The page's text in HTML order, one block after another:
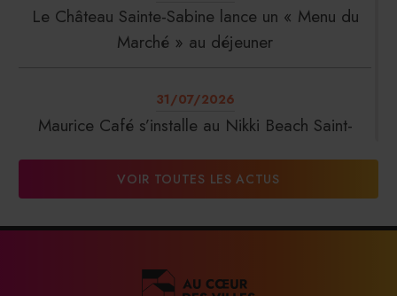
Le Château Sainte-Sabine lance un « Menu du
Marché » au déjeuner
31/07/2026
Maurice Café s’installe au Nikki Beach Saint-
DalterFood Group franchit les 200 millions
VOIR TOUTES LES ACTUS